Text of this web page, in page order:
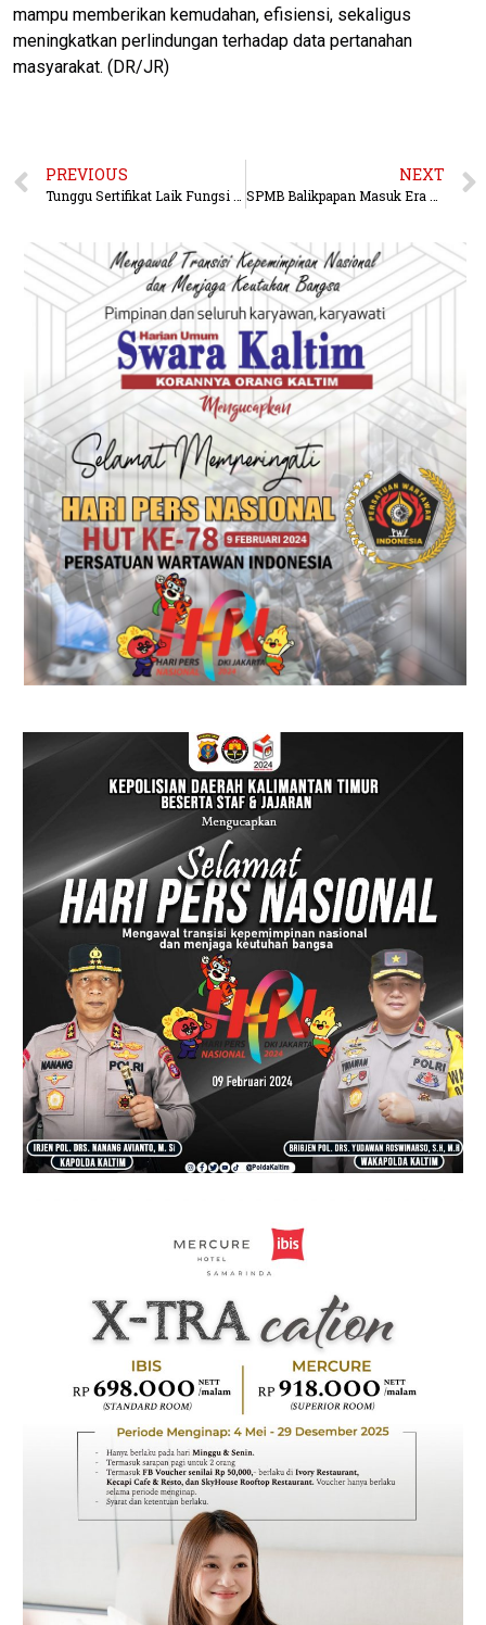
mampu memberikan kemudahan, efisiensi, sekaligus
meningkatkan perlindungan terhadap data pertanahan
masyarakat. (DR/JR)
PREVIOUS NEXT